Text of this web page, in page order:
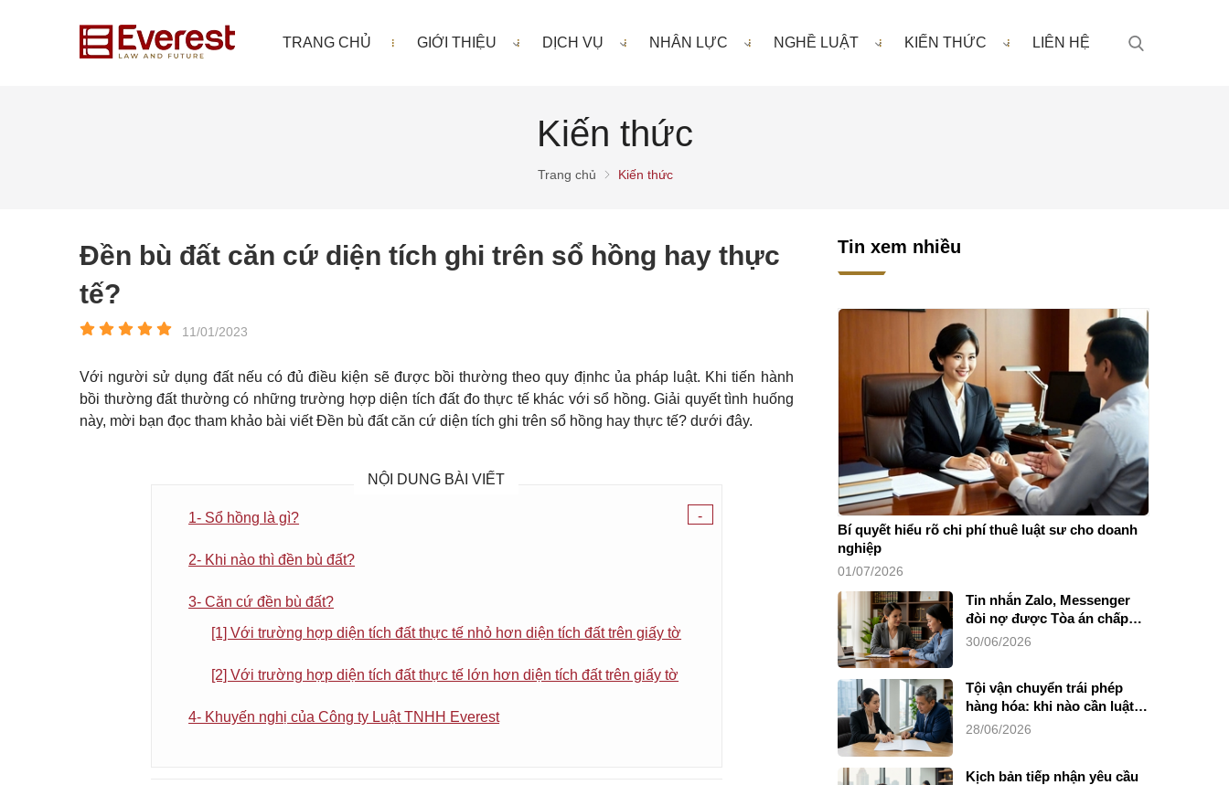
TRANG CHỦ GIỚI THIỆU DỊCH VỤ NHÂN LỰC NGHỀ LUẬT KIẾN THỨC LIÊN HỆ
Kiến thức
Trang chủ Kiến thức
Đền bù đất căn cứ diện tích ghi trên sổ hồng hay thực
tế?
11/01/2023
Với người sử dụng đất nếu có đủ điều kiện sẽ được bồi thường theo quy địnhc ủa pháp luật. Khi tiến hành
bồi thường đất thường có những trường hợp diện tích đất đo thực tế khác với sổ hồng. Giải quyết tình huống
này, mời bạn đọc tham khảo bài viết Đền bù đất căn cứ diện tích ghi trên sổ hồng hay thực tế? dưới đây.
-
NỘI DUNG BÀI VIẾT
1- Sổ hồng là gì?
2- Khi nào thì đền bù đất?
3- Căn cứ đền bù đất?
[1] Với trường hợp diện tích đất thực tế nhỏ hơn diện tích đất trên giấy tờ
[2] Với trường hợp diện tích đất thực tế lớn hơn diện tích đất trên giấy tờ
4- Khuyến nghị của Công ty Luật TNHH Everest
Tin xem nhiều
Bí quyết hiểu rõ chi phí thuê luật sư cho doanh
nghiệp
01/07/2026
Tin nhắn Zalo, Messenger
đòi nợ được Tòa án chấp
nhận không?
30/06/2026
Tội vận chuyển trái phép
hàng hóa: khi nào cần luật
sư?
28/06/2026
Kịch bản tiếp nhận yêu cầu